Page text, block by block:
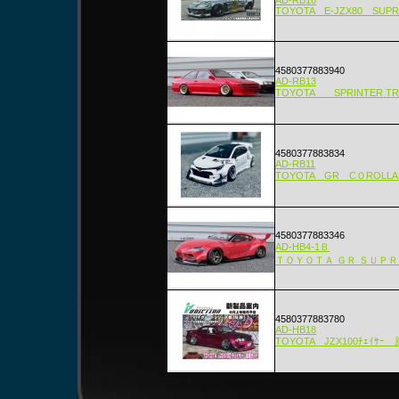
TOYOTA E-JZX80
4580377883940
AD-RB13
TOYOTA SPRINTER
4580377883834
AD-RB11
TOYOTA GR CＯ
4580377883346
AD-HB4-1Ｂ
ＴＯＹＯＴＡ ＧＲ ＳＵ
4580377883780
AD-HB18
TOYOTA JZX100ﾁｪｲｻｰ